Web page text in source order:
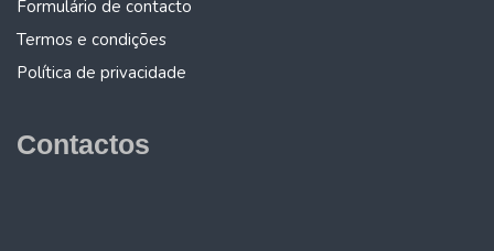
Formulário de contacto
Termos e condições
Política de privacidade
Contactos